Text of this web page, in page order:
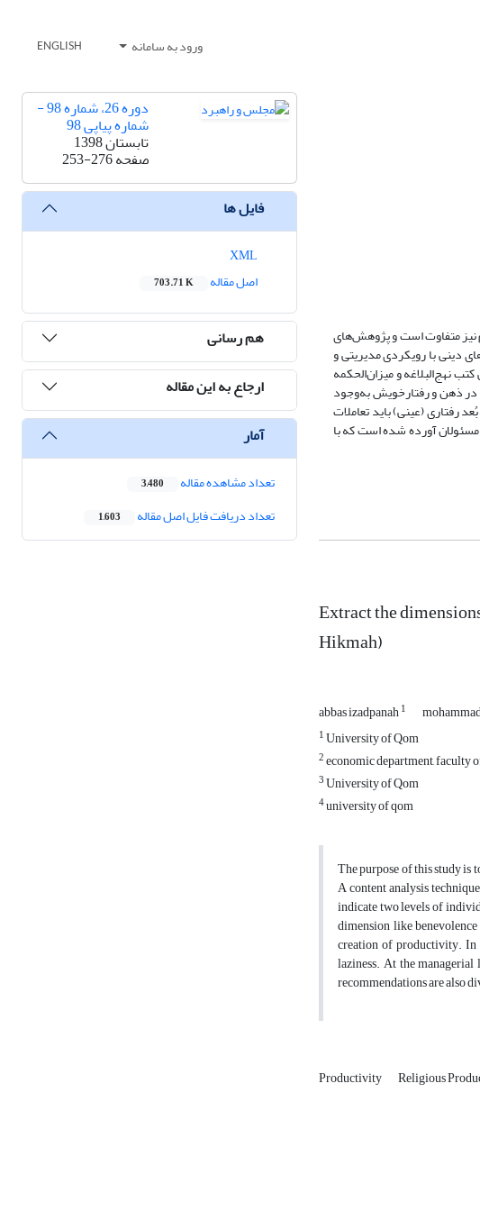
ورود به سامانه ENGLISH
نیز متفاوت است و پژوهش‌های
دینی با رویکردی مدیریتی و
نهج‌البلاغه و میزان‌الحکمه
ذهن و رفتارخویش به‌وجود
رفتاری (عینی) باید تعاملات
مسئولان آورده شده است که با
Extract the
Hikmah)
abbas izadpanah1
1University of Qom
2economic department, faculty
3University of Qom
4university of qom
The purpose of this study is
A content analysis
indicate two levels of
dimension like
creation of productivity. In
laziness. At the
recommendations are also
Productivity Religious
دوره 26، شماره 98 -
شماره پیاپی 98
تابستان 1398
صفحه253-276
فایل ها
اصل مقاله
703.71 K
هم رسانی
ارجاع به این مقاله
آمار
تعداد مشاهده مقاله 3,480
تعداد دریافت فایل اصل مقاله 1,603